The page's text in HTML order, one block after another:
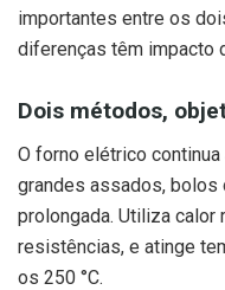
importantes entre os
diferenças têm impacto
Dois métodos,
O forno elétrico
grandes assados, bolos
prolongada. Utiliza calor
resistências, e atinge
os 250 °C.